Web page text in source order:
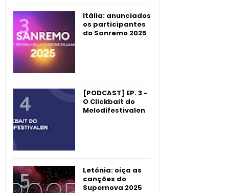
Itália: anunciados
os participantes
do Sanremo 2025
[PODCAST] EP. 3 -
O Clickbait do
Melodifestivalen
Letónia: oiça as
canções do
Supernova 2025